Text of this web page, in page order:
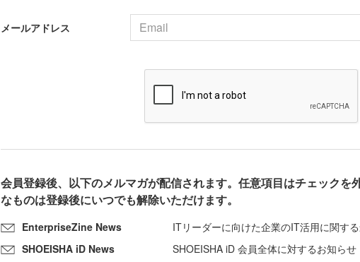
メールアドレス
会員登録後、以下のメルマガが配信されます。任意項目はチェックを
なものは登録後にいつでも解除いただけます。
EnterpriseZine News
ITリーダーに向けた企業のIT活用に関す
SHOEISHA iD News
SHOEISHA iD 会員全体に対するお知らせ